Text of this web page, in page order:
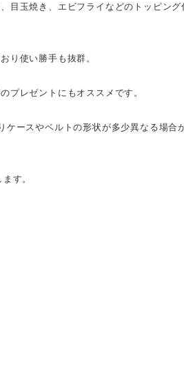
目玉焼き、エビフライなどのトッピン
り使い勝手も抜群。
プレゼントにもオススメです。
ースやベルトの形状が多少異なる場合
す。